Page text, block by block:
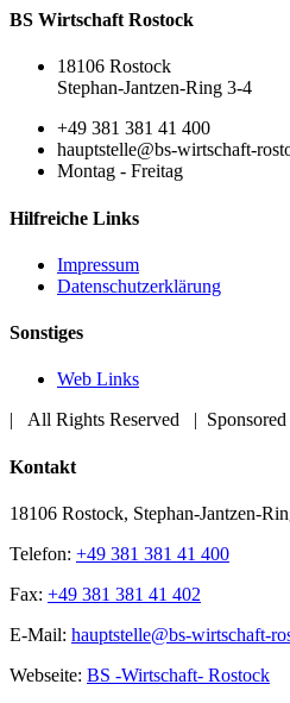
BS Wirtschaft Rostock
18106 Rostock
Stephan-Jantzen-Ring 3-4
+49 381 381 41 400
hauptstelle@bs-wirtschaft-
Montag - Freitag
Hilfreiche Links
Impressum
Datenschutzerklärung
Sonstiges
Web Links
| All Rights Reserved | Sponsored
Toggle
Bar
Kontakt
18106 Rostock, Stephan-Jantzen-
Telefon: +49 381 381 41 400
Fax: +49 381 381 41 402
E-Mail: hauptstelle@bs-wirtschaft-
Webseite: BS -Wirtschaft- Rostock